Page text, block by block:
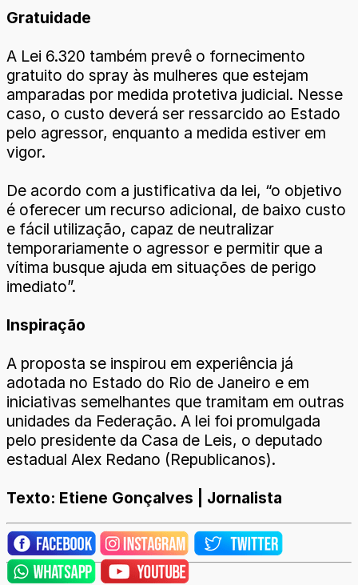
Gratuidade
A Lei 6.320 também prevê o fornecimento
gratuito do spray às mulheres que estejam
amparadas por medida protetiva judicial. Nesse
caso, o custo deverá ser ressarcido ao Estado
pelo agressor, enquanto a medida estiver em
vigor.
De acordo com a justificativa da lei, “o objetivo
é oferecer um recurso adicional, de baixo custo
e fácil utilização, capaz de neutralizar
temporariamente o agressor e permitir que a
vítima busque ajuda em situações de perigo
imediato”.
Inspiração
A proposta se inspirou em experiência já
adotada no Estado do Rio de Janeiro e em
iniciativas semelhantes que tramitam em outras
unidades da Federação. A lei foi promulgada
pelo presidente da Casa de Leis, o deputado
estadual Alex Redano (Republicanos).
Texto: Etiene Gonçalves | Jornalista